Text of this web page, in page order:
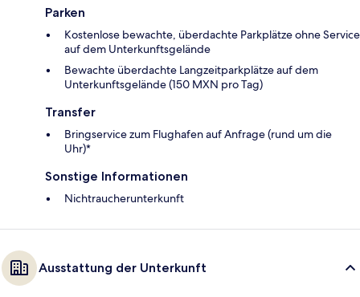
Parken
Kostenlose bewachte, überdachte Parkplätze ohne Service
auf dem Unterkunftsgelände
Bewachte überdachte Langzeitparkplätze auf dem
Unterkunftsgelände (150 MXN pro Tag)
Transfer
Bringservice zum Flughafen auf Anfrage (rund um die
Uhr)*
Sonstige Informationen
Nichtraucherunterkunft
Ausstattung der Unterkunft